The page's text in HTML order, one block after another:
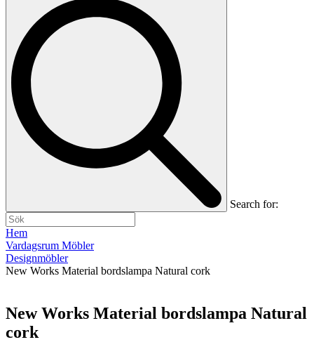
Search for:
Hem
Vardagsrum Möbler
Designmöbler
New Works Material bordslampa Natural cork
New Works Material bordslampa Natural
cork